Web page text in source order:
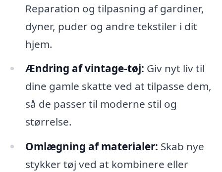
Reparation og tilpasning af gardiner,
dyner, puder og andre tekstiler i dit
hjem.
Ændring af vintage-tøj: Giv nyt liv til
dine gamle skatte ved at tilpasse dem,
så de passer til moderne stil og
størrelse.
Omlægning af materialer: Skab nye
stykker tøj ved at kombinere eller